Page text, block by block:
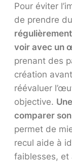
Pour éviter
de prendre
voir avec un
prenant des
création
réévaluer
objective.
comparer
permet de
recul aide à
faiblesses, et